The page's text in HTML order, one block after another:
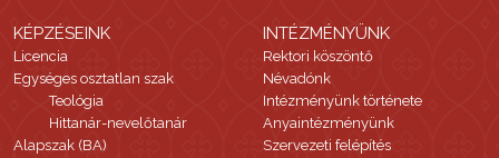
KÉPZÉSEINK
Licencia
Egységes osztatlan szak
Teológia
Hittanár-nevelőtanár
Alapszak (BA)
INTÉZMÉNYÜNK
Rektori köszöntő
Névadónk
Intézményünk története
Anyaintézményünk
Szervezeti felépítés